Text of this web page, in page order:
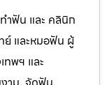
ำฟัน และ คลินิก
ย์ และหมอฟัน ผู้
ทพฯ และ